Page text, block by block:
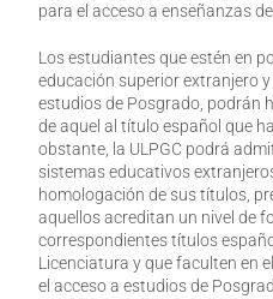
para el acceso a enseñanzas
Los estudiantes que estén en
educación superior extranjero
estudios de Posgrado, podrán
de aquel al título español que
obstante, la ULPGC podrá
sistemas educativos
homologación de sus títulos,
aquellos acreditan un nivel de
correspondientes títulos
Licenciatura y que faculten en
el acceso a estudios de